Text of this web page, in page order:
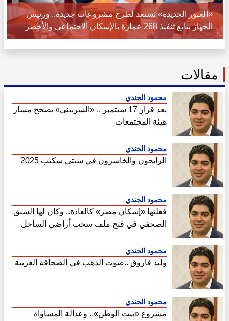
«العبور الجديدة» تستعد لطرح مشروعات جديدة.. ورئيس
الجهاز يتابع تنفيذ 268 عمارة بالإسكان الاجتماعي والأخضر
مقالات
محمود الجندي
بعد قرار 17 سبتمبر .. «الشربيني» يصحح مسار
هيئة المجتمعات
محمود الجندي
الرابحون والخاسرون في سيتي سكيب 2025
محمود الجندي
فعلتها «إسكان مصر» كالعادة.. وكان لها السبق
الصحفي في فتح ملف سحب أراضي الساحل
محمود الجندي
وليد فاروق ..صوت الذهب في الصحافة العربية
محمود الجندي
مشروع «بيت الوطن».. وعدالة المساواة